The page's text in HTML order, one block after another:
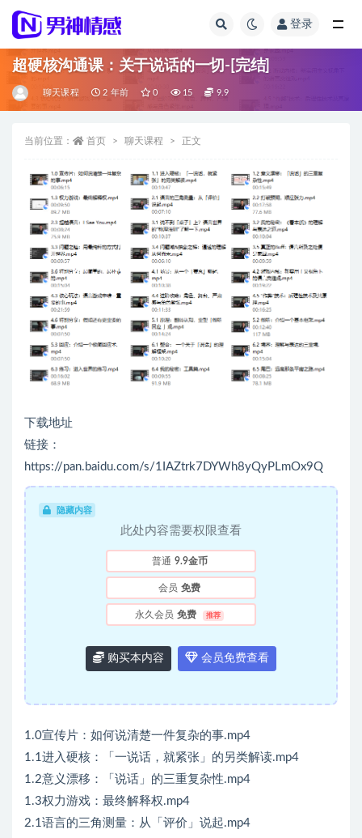
登录
超硬核沟通课：关于说话的一切-[完结]
聊天课程 2 年前 0 15 9.9
当前位置： 首页 聊天课程 正文
下载地址
链接：
https://pan.baidu.com/s/1IAZtrk7DYWh8yQyPLmOx9Q
隐藏内容
此处内容需要权限查看
普通 9.9金币
会员 免费
永久会员 免费 推荐
购买本内容 会员免费查看
1.0宣传片：如何说清楚一件复杂的事.mp4
1.1进入硬核：「一说话，就紧张」的另类解读.mp4
1.2意义漂移：「说话」的三重复杂性.mp4
1.3权力游戏：最终解释权.mp4
2.1语言的三角测量：从「评价」说起.mp4